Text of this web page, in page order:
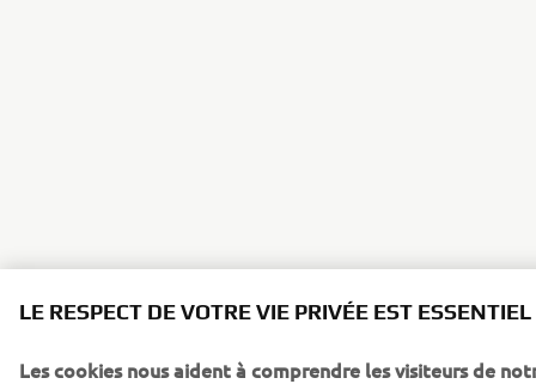
LE RESPECT DE VOTRE VIE PRIVÉE EST ESSENTIEL
Les cookies nous aident à comprendre les visiteurs de